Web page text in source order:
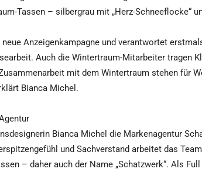
Tassen – silbergrau mit „Herz-Schneeflocke“
Anzeigenkampagne und verantwortet
Auch die Wintertraum-Mitarbeiter tragen
mit dem Wintertraum stehen für
Bianca Michel.
Bianca Michel die Markenagentur
und Sachverstand arbeitet das
– daher auch der Name „Schatzwerk“. Als